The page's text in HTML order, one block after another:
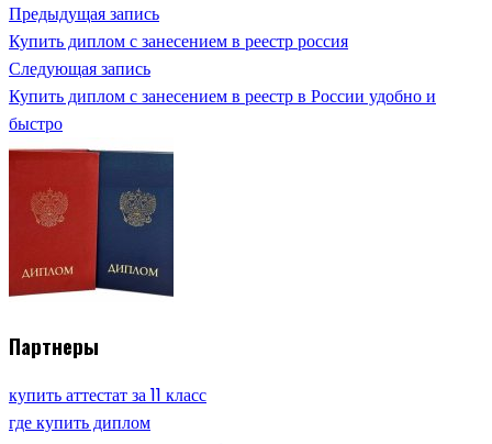
Предыдущая запись
Купить диплом с занесением в реестр россия
Следующая запись
Купить диплом с занесением в реестр в России удобно и
быстро
Партнеры
купить аттестат за 11 класс
где купить диплом